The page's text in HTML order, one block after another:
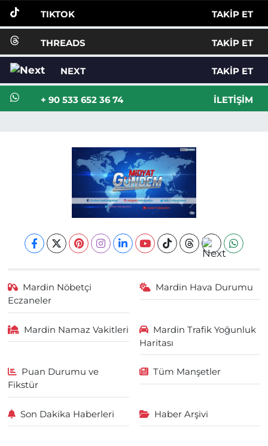
TIKTOK TAKIP ET
THREADS TAKIP ET
NEXT TAKIP ET
+ 90 533 652 36 74 İLETIŞIM
Mardin Nöbetçi
Eczaneler
Mardin Hava Durumu
Mardin Namaz Vakitleri
Mardin Trafik Yoğunluk
Haritası
Puan Durumu ve
Fikstür
Tüm Manşetler
Son Dakika Haberleri Haber Arşivi